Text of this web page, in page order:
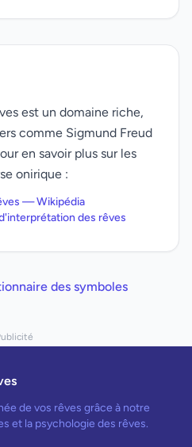
est un domaine riche,
comme Sigmund Freud
en savoir plus sur les
onirique :
— Wikipédia
des rêves
des symboles
de vos rêves grâce à notre
et la psychologie des rêves.